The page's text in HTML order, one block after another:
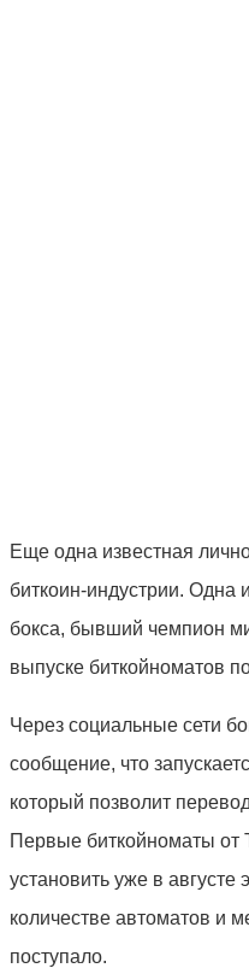
Еще одна известная
биткоин-индустрии. Одна
бокса, бывший чемпион
выпуске биткойноматов
Через социальные сети
сообщение, что
который позволит
Первые биткойноматы от
установить уже в
количестве автоматов и
поступало.